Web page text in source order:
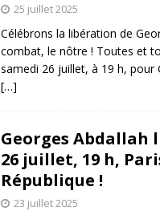
25 juillet 2025
Célébrons la libération de
combat, le nôtre ! Toutes et
samedi 26 juillet, à 19 h, pour
[…]
Georges Abdallah
26 juillet, 19 h,
République !
23 juillet 2025